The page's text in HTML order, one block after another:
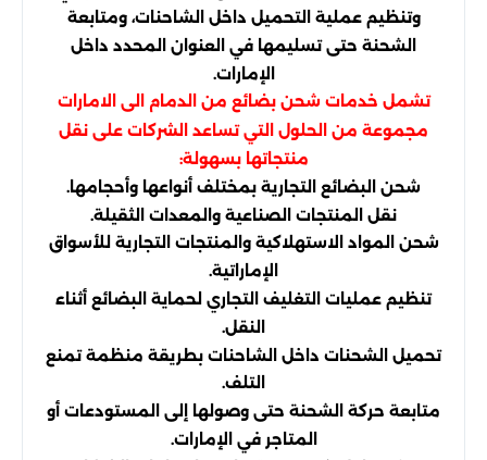
وتنظيم عملية التحميل داخل الشاحنات، ومتابعة
الشحنة حتى تسليمها في العنوان المحدد داخل
الإمارات.
تشمل خدمات شحن بضائع من الدمام الى الامارات
مجموعة من الحلول التي تساعد الشركات على نقل
منتجاتها بسهولة:
شحن البضائع التجارية بمختلف أنواعها وأحجامها.
نقل المنتجات الصناعية والمعدات الثقيلة.
شحن المواد الاستهلاكية والمنتجات التجارية للأسواق
الإماراتية.
تنظيم عمليات التغليف التجاري لحماية البضائع أثناء
النقل.
تحميل الشحنات داخل الشاحنات بطريقة منظمة تمنع
التلف.
متابعة حركة الشحنة حتى وصولها إلى المستودعات أو
المتاجر في الإمارات.